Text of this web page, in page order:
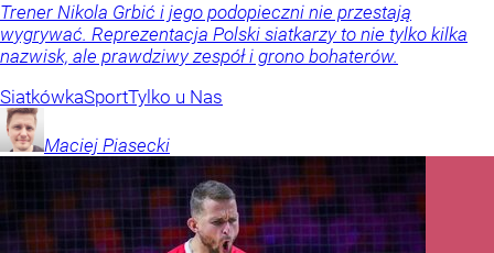
Trener Nikola Grbić i jego podopieczni nie przestają
wygrywać. Reprezentacja Polski siatkarzy to nie tylko kilka
nazwisk, ale prawdziwy zespół i grono bohaterów.
SiatkówkaSportTylko u Nas
Maciej Piasecki